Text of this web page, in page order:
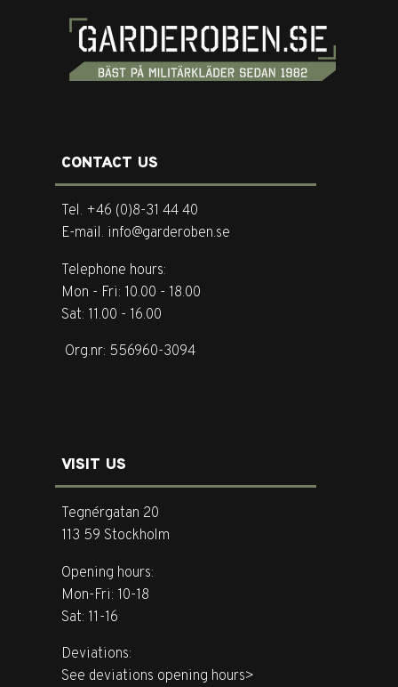
CONTACT US
Tel. +46 (0)8-31 44 40
E-mail. info@garderoben.se
Telephone hours:
Mon - Fri: 10.00 - 18.00
Sat: 11.00 - 16.00
Org.nr: 556960-3094
VISIT US
Tegnérgatan 20
113 59 Stockholm
Opening hours:
Mon-Fri: 10-18
Sat: 11-16
Deviations:
See deviations opening hours>